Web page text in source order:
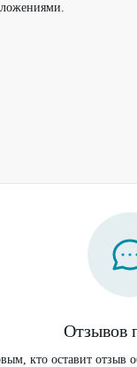
Отзывов
кто оставит отзыв